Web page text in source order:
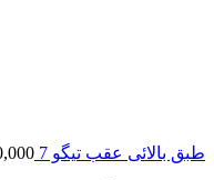
طبق بالائی عقب تیگو 7